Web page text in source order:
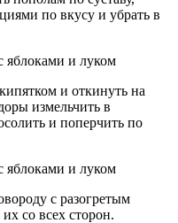
по вкусу и убрать в
и откинуть на
измельчить в
и поперчить по
с разогретым
со всех сторон.